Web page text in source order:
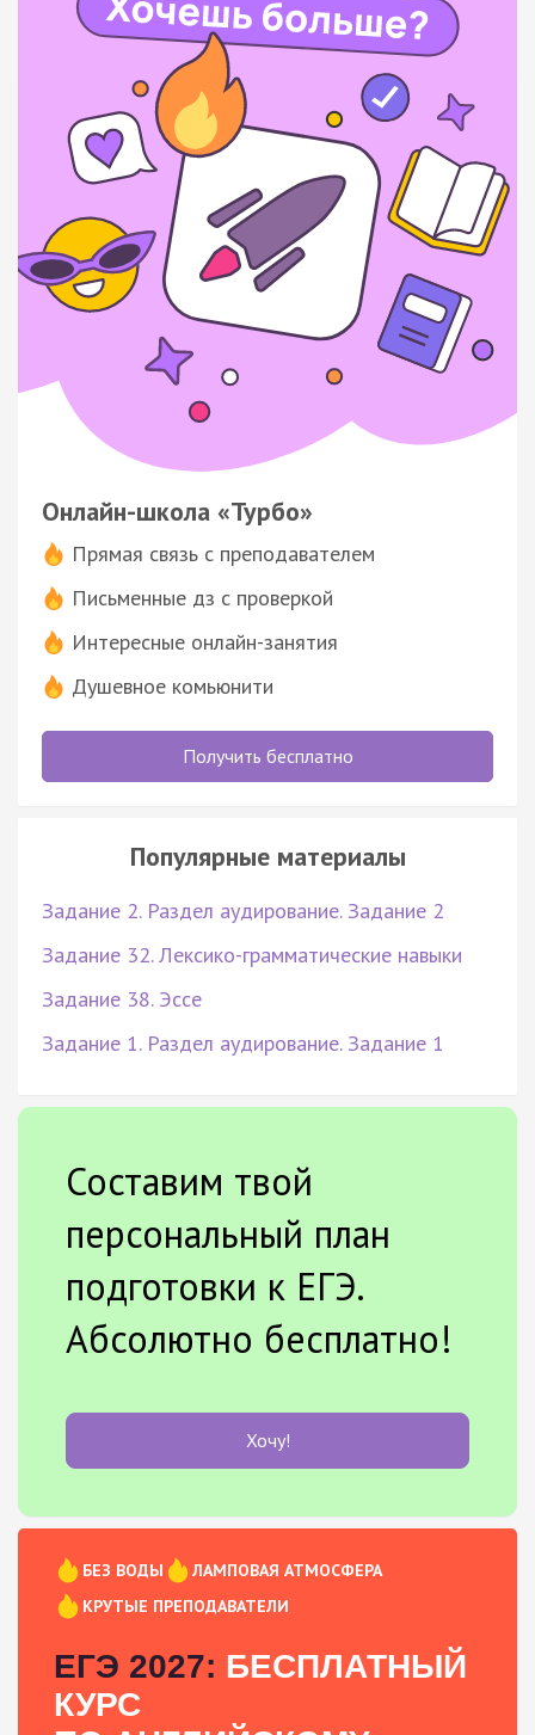
Онлайн-школа «Турбо»
Прямая связь с преподавателем
Письменные дз с проверкой
Интересные онлайн-занятия
Душевное комьюнити
Получить бесплатно
Популярные материалы
Задание 2. Раздел аудирование. Задание 2
Задание 32. Лексико-грамматические навыки
Задание 38. Эссе
Задание 1. Раздел аудирование. Задание 1
Составим твой
персональный план
подготовки к ЕГЭ.
Абсолютно бесплатно!
Хочу!
БЕЗ ВОДЫ
ЛАМПОВАЯ АТМОСФЕРА
КРУТЫЕ ПРЕПОДАВАТЕЛИ
ЕГЭ 2027: БЕСПЛАТНЫЙ
КУРС